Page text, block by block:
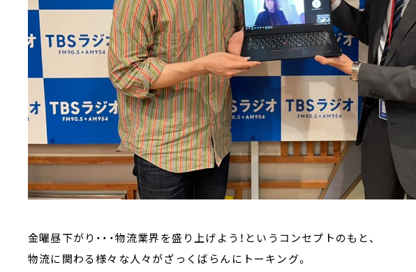
金曜昼下がり・・・物流業界を盛り上げよう！というコンセプトのもと、
物流に関わる様々な人々がざっくばらんにトーキング。